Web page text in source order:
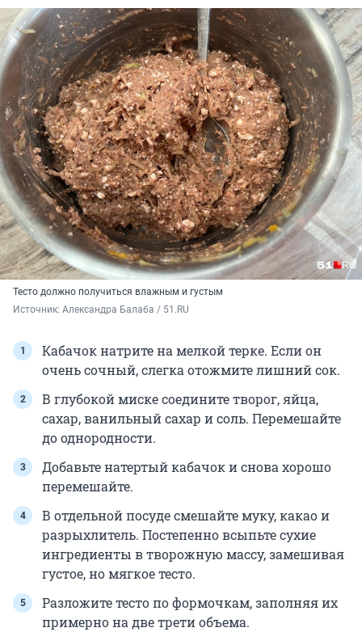
Тесто должно получиться влажным и густым
Источник: Александра Балаба / 51.RU
Кабачок натрите на мелкой терке. Если он
очень сочный, слегка отожмите лишний сок.
В глубокой миске соедините творог, яйца,
сахар, ванильный сахар и соль. Перемешайте
до однородности.
Добавьте натертый кабачок и снова хорошо
перемешайте.
В отдельной посуде смешайте муку, какао и
разрыхлитель. Постепенно всыпьте сухие
ингредиенты в творожную массу, замешивая
густое, но мягкое тесто.
Разложите тесто по формочкам, заполняя их
примерно на две трети объема.